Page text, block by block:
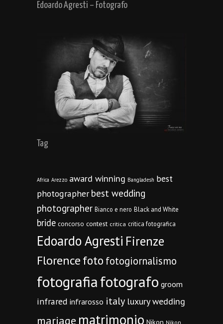
Edoardo Agresti – Fotografo
Tag
Africa Arezzo award winning Bangladesh best
photographer best wedding
photographer Bianco e nero Black and White
bride concorso contest critica critica fotografica
Edoardo Agresti Firenze
Florencefoto fotogiornalismo
fotografiafotografo groom
infrared infrarosso italy luxury wedding
mariage matrimonio Nikon Nikon